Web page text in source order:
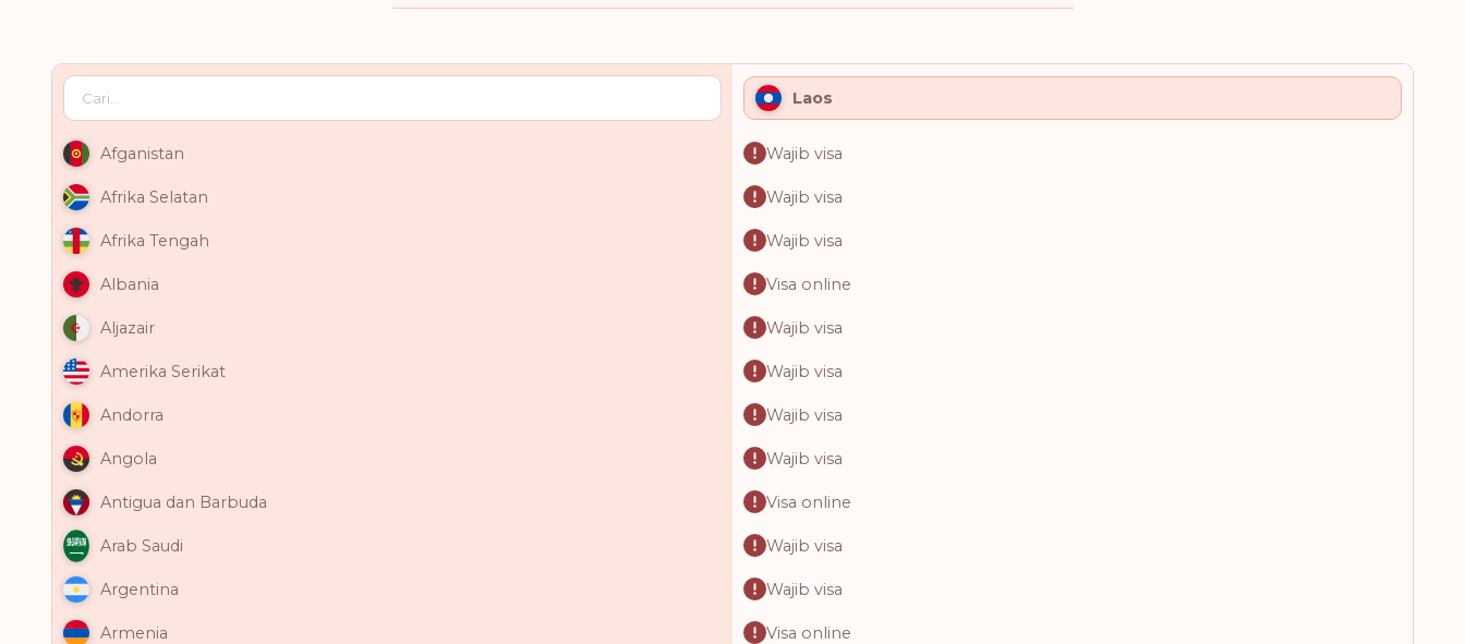
Laos
Afganistan Wajib visa
Afrika Selatan Wajib visa
Afrika Tengah Wajib visa
Albania Visa online
Aljazair Wajib visa
Amerika Serikat Wajib visa
Andorra Wajib visa
Angola Wajib visa
Antigua dan Barbuda Visa online
Arab Saudi Wajib visa
Argentina Wajib visa
Armenia Visa online